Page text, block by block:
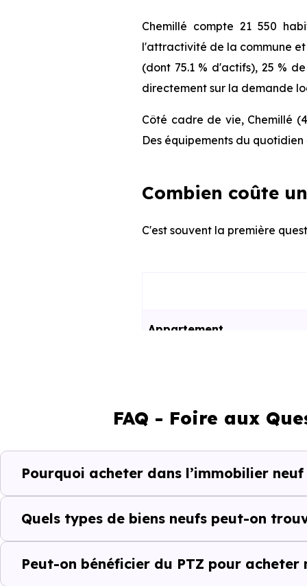
Chemillé compte 21 550
l'attractivité de la commune et
(dont 75.1 % d'actifs), 25 %
directement sur la demande
Côté cadre de vie, Chemillé
Des équipements du
Combien coûte
C'est souvent la première
Appartement
Ces prix varient selon la
Le parc résidentiel de
secondaires.
Avec 71 % de propriétaires
complémentaires : un
FAQ - Foire aux
Pourquoi acheter dans l’immobilier
Quels types de biens neufs peut-on
Peut-on bénéficier du PTZ pour acheter